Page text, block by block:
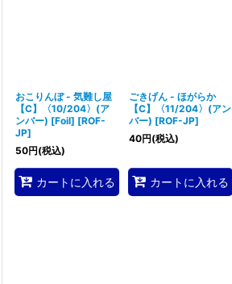
おこりんぼ - 気難し屋
【C】〈10/204〉(ア
ンバー) [Foil] [ROF-
JP]
50円(税込)
カートに入れる
ごきげん - ほがらか
【C】〈11/204〉(アン
バー) [ROF-JP]
40円(税込)
カートに入れる